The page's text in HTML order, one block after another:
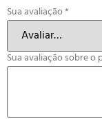
Sua avaliação*
Sua avaliação sobre o